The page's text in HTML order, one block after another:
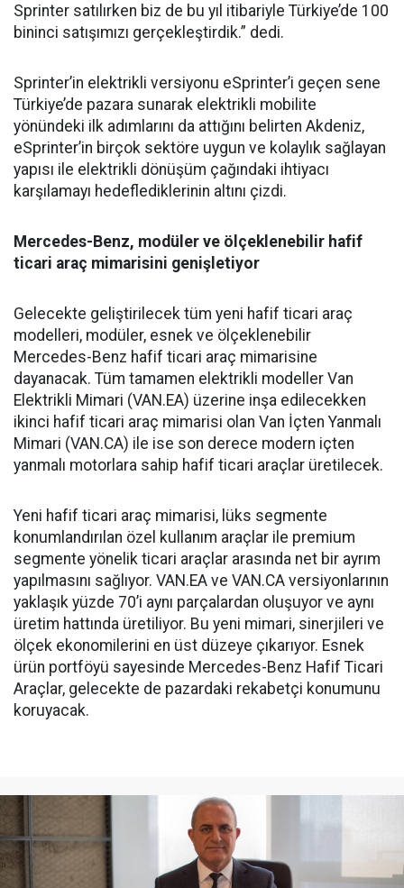
Sprinter satılırken biz de bu yıl itibariyle Türkiye’de 100
bininci satışımızı gerçekleştirdik.” dedi.
Sprinter’in elektrikli versiyonu eSprinter’i geçen sene
Türkiye’de pazara sunarak elektrikli mobilite
yönündeki ilk adımlarını da attığını belirten Akdeniz,
eSprinter’in birçok sektöre uygun ve kolaylık sağlayan
yapısı ile elektrikli dönüşüm çağındaki ihtiyacı
karşılamayı hedeflediklerinin altını çizdi.
Mercedes-Benz, modüler ve ölçeklenebilir hafif
ticari araç mimarisini genişletiyor
Gelecekte geliştirilecek tüm yeni hafif ticari araç
modelleri, modüler, esnek ve ölçeklenebilir
Mercedes-Benz hafif ticari araç mimarisine
dayanacak. Tüm tamamen elektrikli modeller Van
Elektrikli Mimari (VAN.EA) üzerine inşa edilecekken
ikinci hafif ticari araç mimarisi olan Van İçten Yanmalı
Mimari (VAN.CA) ile ise son derece modern içten
yanmalı motorlara sahip hafif ticari araçlar üretilecek.
Yeni hafif ticari araç mimarisi, lüks segmente
konumlandırılan özel kullanım araçlar ile premium
segmente yönelik ticari araçlar arasında net bir ayrım
yapılmasını sağlıyor. VAN.EA ve VAN.CA versiyonlarının
yaklaşık yüzde 70’i aynı parçalardan oluşuyor ve aynı
üretim hattında üretiliyor. Bu yeni mimari, sinerjileri ve
ölçek ekonomilerini en üst düzeye çıkarıyor. Esnek
ürün portföyü sayesinde Mercedes-Benz Hafif Ticari
Araçlar, gelecekte de pazardaki rekabetçi konumunu
koruyacak.